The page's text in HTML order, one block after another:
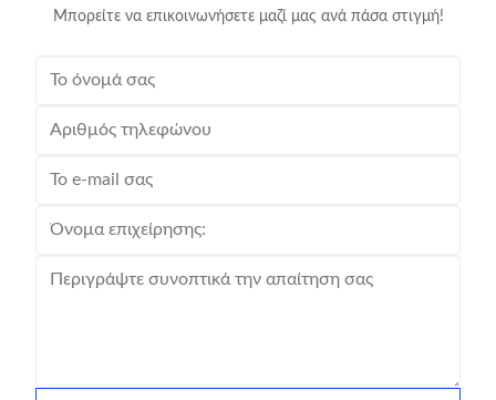
Μπορείτε να επικοινωνήσετε μαζί μας ανά πάσα στιγμή!